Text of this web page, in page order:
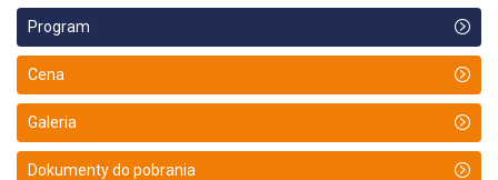
Program
Cena
Galeria
Dokumenty do pobrania